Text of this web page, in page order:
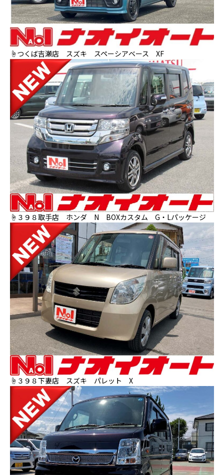
☝つくば吉瀬店 スズキ スペーシアベース XF
☝３９８取手店 ホンダ N BOXカスタム G・Lパッケージ
☝３９８下妻店 スズキ パレット X